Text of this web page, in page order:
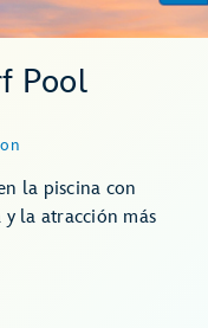
Pool
la piscina con
la atracción más